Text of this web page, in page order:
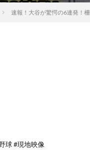
速報！大谷が驚愕の6連発！
球 #現地映像